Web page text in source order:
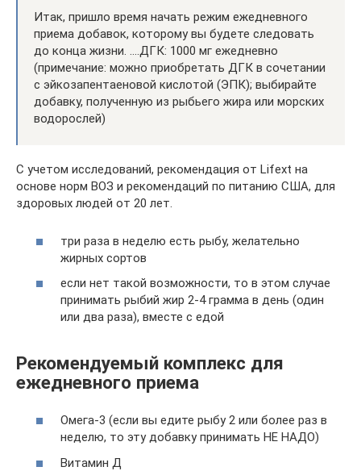
Итак, пришло время начать режим ежедневного
приема добавок, которому вы будете следовать
до конца жизни. ….ДГК: 1000 мг ежедневно
(примечание: можно приобретать ДГК в сочетании
с эйкозапентаеновой кислотой (ЭПК); выбирайте
добавку, полученную из рыбьего жира или морских
водорослей)
С учетом исследований, рекомендация от Lifext на
основе норм ВОЗ и рекомендаций по питанию США, для
здоровых людей от 20 лет.
три раза в неделю есть рыбу, желательно
жирных сортов
если нет такой возможности, то в этом случае
принимать рыбий жир 2-4 грамма в день (один
или два раза), вместе с едой
Рекомендуемый комплекс для
ежедневного приема
Омега-3 (если вы едите рыбу 2 или более раз в
неделю, то эту добавку принимать НЕ НАДО)
Витамин Д